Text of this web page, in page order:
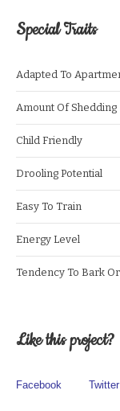
Special Traits
Adapted To
Amount Of Shedding
Child Friendly
Drooling Potential
Easy To Train
Energy Level
Tendency To Bark
Like this project?
Facebook Twitter